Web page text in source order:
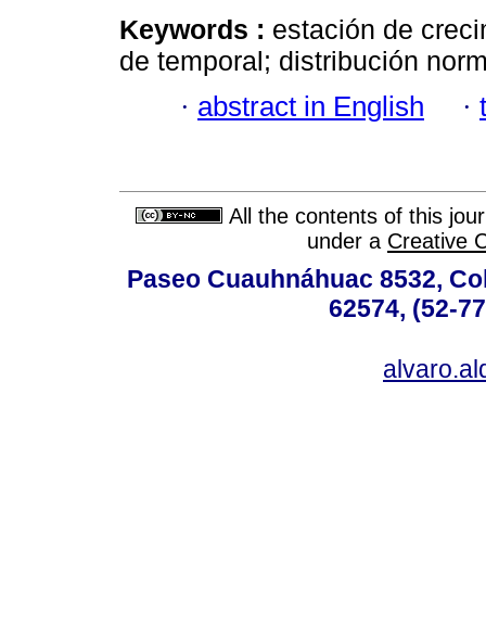
Keywords : estación de
de temporal; distribución
· abstract in English ·
All the contents of this
under a Creative
Paseo Cuauhnáhuac 8532,
62574, (52-